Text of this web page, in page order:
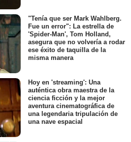
"Tenía que ser Mark Wahlberg.
Fue un error": La estrella de
'Spider-Man', Tom Holland,
asegura que no volvería a rodar
ese éxito de taquilla de la
misma manera
Hoy en 'streaming': Una
auténtica obra maestra de la
ciencia ficción y la mejor
aventura cinematográfica de
una legendaria tripulación de
una nave espacial